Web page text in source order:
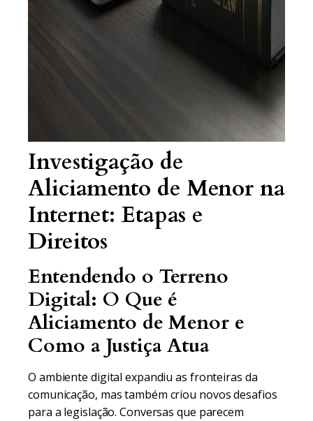
Investigação de
Aliciamento de Menor na
Internet: Etapas e
Direitos
Entendendo o Terreno
Digital: O Que é
Aliciamento de Menor e
Como a Justiça Atua
O ambiente digital expandiu as fronteiras da
comunicação, mas também criou novos desafios
para a legislação. Conversas que parecem